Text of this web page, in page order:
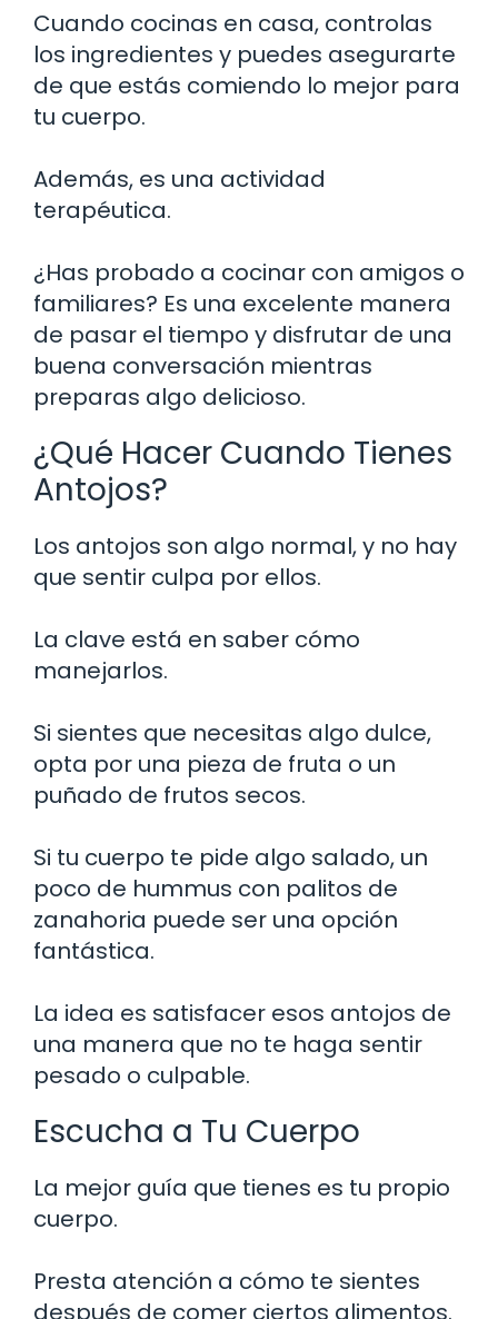
Cuando cocinas en casa, controlas
los ingredientes y puedes asegurarte
de que estás comiendo lo mejor para
tu cuerpo.
Además, es una actividad
terapéutica.
¿Has probado a cocinar con amigos o
familiares? Es una excelente manera
de pasar el tiempo y disfrutar de una
buena conversación mientras
preparas algo delicioso.
¿Qué Hacer Cuando Tienes
Antojos?
Los antojos son algo normal, y no hay
que sentir culpa por ellos.
La clave está en saber cómo
manejarlos.
Si sientes que necesitas algo dulce,
opta por una pieza de fruta o un
puñado de frutos secos.
Si tu cuerpo te pide algo salado, un
poco de hummus con palitos de
zanahoria puede ser una opción
fantástica.
La idea es satisfacer esos antojos de
una manera que no te haga sentir
pesado o culpable.
Escucha a Tu Cuerpo
La mejor guía que tienes es tu propio
cuerpo.
Presta atención a cómo te sientes
después de comer ciertos alimentos.